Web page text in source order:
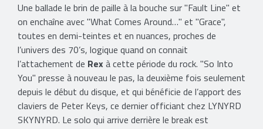
Une ballade le brin de paille à la bouche sur "Fault Line" et
on enchaîne avec "What Comes Around…" et "Grace",
toutes en demi-teintes et en nuances, proches de
l’univers des 70’s, logique quand on connait
l’attachement de Rexà cette période du rock. "So Into
You" presse à nouveau le pas, la deuxième fois seulement
depuis le début du disque, et qui bénéficie de l’apport des
claviers de Peter Keys, ce dernier officiant chez LYNYRD
SKYNYRD. Le solo qui arrive derrière le break est